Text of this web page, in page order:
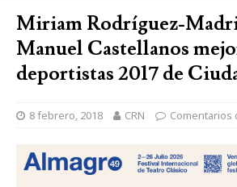
Miriam Rodríguez-
Manuel Castellanos
deportistas 2017 de
8 febrero, 2018 CRN Comentarios